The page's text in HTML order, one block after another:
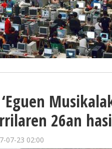
26an
07-23 02:00